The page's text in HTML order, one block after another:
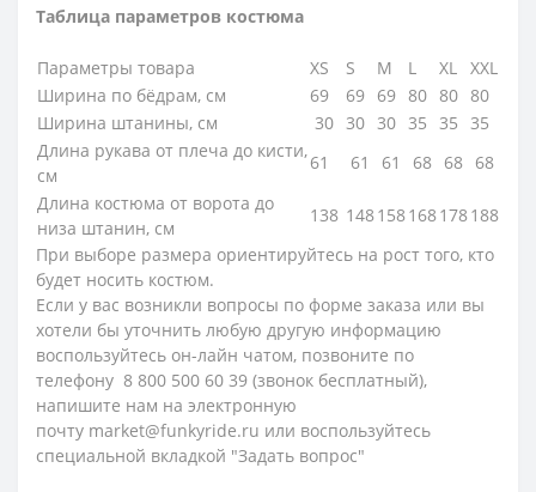
Таблица параметров костюма
Параметры товара XS S M L XL XXL
Ширина по бёдрам, см
69 69 69 80 80 80
Ширина штанины, см
30 30 30 35 35 35
Длина рукава от плеча до кисти,
см
61 61 61 68 68 68
Длина костюма от ворота до
низа штанин, см
138 148158168178188
При выборе размера ориентируйтесь на рост того, кто
будет носить костюм.
Если у вас возникли вопросы по форме заказа или вы
хотели бы уточнить любую другую информацию
воспользуйтесь он-лайн чатом, позвоните по
телефону 8 800 500 60 39 (звонок бесплатный),
напишите нам на электронную
почту market@funkyride.ru или воспользуйтесь
специальной вкладкой "Задать вопрос"